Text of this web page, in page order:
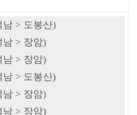
남 > 도봉산)
남 > 장암)
남 > 장암)
남 > 도봉산)
남 > 장암)
남 > 장암)